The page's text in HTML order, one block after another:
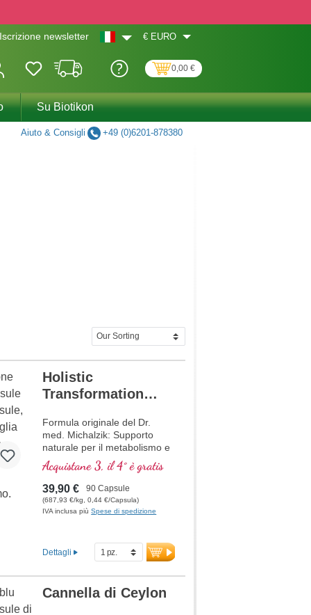
Iscrizione newsletter € EURO
0,00 €
Su Biotikon
Aiuto & Consigli +49 (0)6201-878380
Holistic
Transformation
Booster
Formula originale del Dr.
med. Michalzik: Supporto
naturale per il metabolismo e
la combustione dei grassi con
ingredienti vegetali di alta
qualità come Berberina,
Garcinia cambogia, Acetil-L-
Carnitina HCL e Colina che
capsule vegetali ultra-pure
sono prive di PEG e
senza alluminio. Prodotto in
Germania con oltre 20 anni di
Acquistane 3, il 4° è gratis
39,90 € 90 Capsule
(687,93 €/kg, 0,44 €/Capsula)
IVA inclusa piùSpese di spedizione
Dettagli
Cannella di Ceylon